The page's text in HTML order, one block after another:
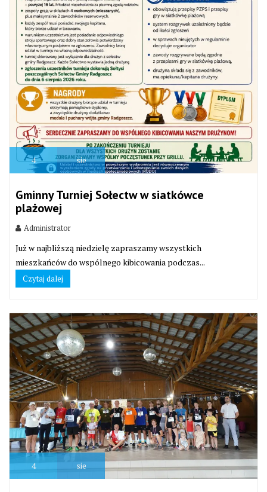
4 sie
Gminny Turniej Sołectw w siatkówce
plażowej
Administrator
Już w najbliższą niedzielę zapraszamy wszystkich
mieszkańców do wspólnego kibicowania podczas...
Czytaj dalej
4 sie